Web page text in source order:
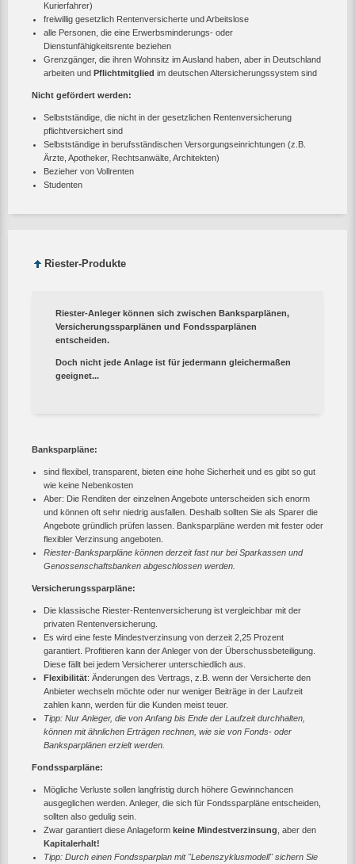
Kurierfahrer)
freiwillig gesetzlich Rentenversicherte und Arbeitslose
alle Personen, die eine Erwerbsminderungs- oder
Dienstunfähigkeitsrente beziehen
Grenzgänger, die ihren Wohnsitz im Ausland haben, aber in Deutschland
arbeiten und Pflichtmitglied im deutschen Altersicherungssystem sind
Nicht gefördert werden:
Selbstständige, die nicht in der gesetzlichen Rentenversicherung
pflichtversichert sind
Selbstständige in berufsständischen Versorgungseinrichtungen (z.B.
Ärzte, Apotheker, Rechtsanwälte, Architekten)
Bezieher von Vollrenten
Studenten
Riester-Produkte
Riester-Anleger können sich zwischen Banksparplänen,
Versicherungssparplänen und Fondssparplänen
entscheiden.
Doch nicht jede Anlage ist für jedermann gleichermaßen
geeignet...
Banksparpläne:
sind flexibel, transparent, bieten eine hohe Sicherheit und es gibt so gut
wie keine Nebenkosten
Aber: Die Renditen der einzelnen Angebote unterscheiden sich enorm
und können oft sehr niedrig ausfallen. Deshalb sollten Sie als Sparer die
Angebote gründlich prüfen lassen. Banksparpläne werden mit fester oder
flexibler Verzinsung angeboten.
Riester-Banksparpläne können derzeit fast nur bei Sparkassen und
Genossenschaftsbanken abgeschlossen werden.
Versicherungssparpläne:
Die klassische Riester-Rentenversicherung ist vergleichbar mit der
privaten Rentenversicherung.
Es wird eine feste Mindestverzinsung von derzeit 2,25 Prozent
garantiert. Profitieren kann der Anleger von der Überschussbeteiligung.
Diese fällt bei jedem Versicherer unterschiedlich aus.
Flexibilität: Änderungen des Vertrags, z.B. wenn der Versicherte den
Anbieter wechseln möchte oder nur weniger Beiträge in der Laufzeit
zahlen kann, werden für die Kunden meist teuer.
Tipp: Nur Anleger, die von Anfang bis Ende der Laufzeit durchhalten,
können mit ähnlichen Erträgen rechnen, wie sie von Fonds- oder
Banksparplänen erzielt werden.
Fondssparpläne:
Mögliche Verluste sollen langfristig durch höhere Gewinnchancen
ausgeglichen werden. Anleger, die sich für Fondssparpläne entscheiden,
sollten also gedulig sein.
Zwar garantiert diese Anlageform keine Mindestverzinsung , aber den
Kapitalerhalt!
Tipp: Durch einen Fondssparplan mit "Lebenszyklusmodell" sichern Sie